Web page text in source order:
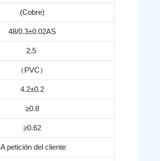
(Cobre)
48/0.3±0.02AS
2.5
（PVC）
4.2±0.2
≥0.8
≥0.62
A petición del cliente